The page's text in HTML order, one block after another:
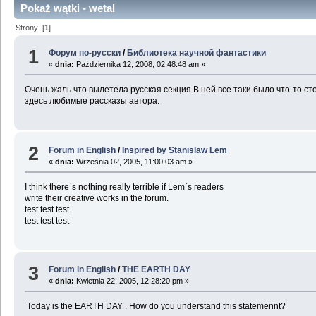
Pokaż wątki - wetal
Strony: [1]
1 Форум по-русски / Библиотека научной фантастики
«dnia: Października 12, 2008, 02:48:48 am »
Очень жаль что вылетела русская секция.В ней все таки было что-
здесь любимые рассказы автора.
2 Forum in English /Inspired by Stanislaw Lem
«dnia: Września 02, 2005, 11:00:03 am »
I think there`s nothing really terrible if Lem`s readers
write their creative works in the forum.
test test test
test test test
3 Forum in English /THE EARTH DAY
«dnia: Kwietnia 22, 2005, 12:28:20 pm »
Today is the EARTH DAY . How do you understand this statemennt?